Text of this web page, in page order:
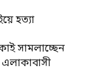
হত্যা
সামলাচ্ছেন